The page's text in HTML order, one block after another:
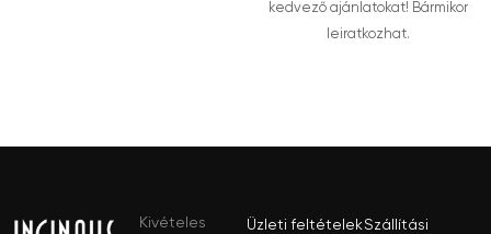
kedvező ajánlatokat! Bármikor
leiratkozhat.
Kivételes
Üzleti feltételekSzállítási